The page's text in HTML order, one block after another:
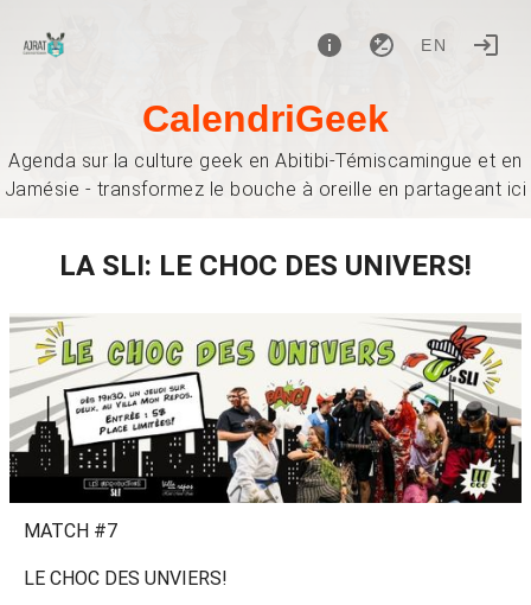
EN
CalendriGeek
Agenda sur la culture geek en Abitibi-Témiscamingue et en
Jamésie - transformez le bouche à oreille en partageant ici
LA SLI: LE CHOC DES UNIVERS!
MATCH #7
LE CHOC DES UNVIERS!